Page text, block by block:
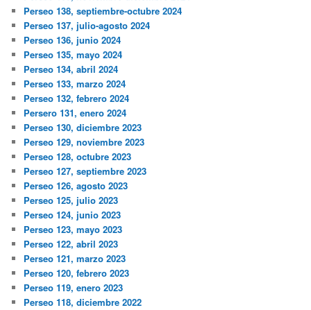
Perseo 138, septiembre-octubre 2024
Perseo 137, julio-agosto 2024
Perseo 136, junio 2024
Perseo 135, mayo 2024
Perseo 134, abril 2024
Perseo 133, marzo 2024
Perseo 132, febrero 2024
Persero 131, enero 2024
Perseo 130, diciembre 2023
Perseo 129, noviembre 2023
Perseo 128, octubre 2023
Perseo 127, septiembre 2023
Perseo 126, agosto 2023
Perseo 125, julio 2023
Perseo 124, junio 2023
Perseo 123, mayo 2023
Perseo 122, abril 2023
Perseo 121, marzo 2023
Perseo 120, febrero 2023
Perseo 119, enero 2023
Perseo 118, diciembre 2022